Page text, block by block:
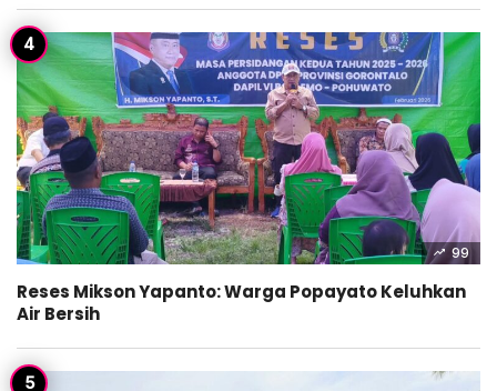
99
Reses Mikson Yapanto: Warga Popayato Keluhkan
Air Bersih